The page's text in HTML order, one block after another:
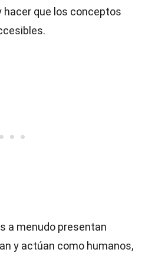
hacer que los conceptos
a menudo presentan
y actúan como humanos,